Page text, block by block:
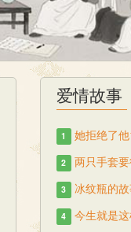
爱情故事
1 她拒绝了
2 两只手套
3 冰纹瓶的
4 今生就是